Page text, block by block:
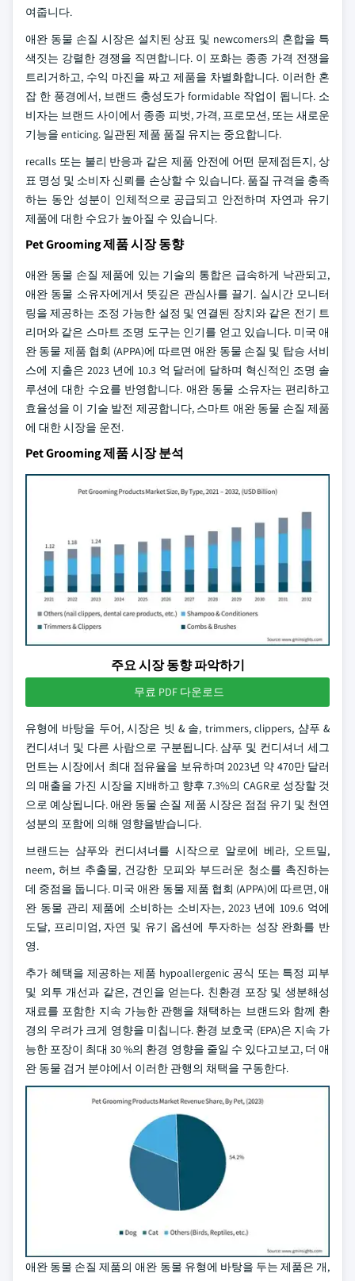
여줍니다.
애완 동물 손질 시장은 설치된 상표 및 newcomers의 혼합을 특
색짓는 강렬한 경쟁을 직면합니다. 이 포화는 종종 가격 전쟁을
트리거하고, 수익 마진을 짜고 제품을 차별화합니다. 이러한 혼
잡 한 풍경에서, 브랜드 충성도가 formidable 작업이 됩니다. 소
비자는 브랜드 사이에서 종종 피벗, 가격, 프로모션, 또는 새로운
기능을 enticing. 일관된 제품 품질 유지는 중요합니다.
recalls 또는 불리 반응과 같은 제품 안전에 어떤 문제점든지, 상
표 명성 및 소비자 신뢰를 손상할 수 있습니다. 품질 규격을 충족
하는 동안 성분이 인체적으로 공급되고 안전하며 자연과 유기
제품에 대한 수요가 높아질 수 있습니다.
Pet Grooming 제품 시장 동향
애완 동물 손질 제품에 있는 기술의 통합은 급속하게 낙관되고,
애완 동물 소유자에게서 뜻깊은 관심사를 끌기. 실시간 모니터
링을 제공하는 조정 가능한 설정 및 연결된 장치와 같은 전기 트
리머와 같은 스마트 조명 도구는 인기를 얻고 있습니다. 미국 애
완 동물 제품 협회 (APPA)에 따르면 애완 동물 손질 및 탑승 서비
스에 지출은 2023 년에 10.3 억 달러에 달하며 혁신적인 조명 솔
루션에 대한 수요를 반영합니다. 애완 동물 소유자는 편리하고
효율성을 이 기술 발전 제공합니다, 스마트 애완 동물 손질 제품
에 대한 시장을 운전.
Pet Grooming 제품 시장 분석
주요 시장 동향 파악하기
무료 PDF 다운로드
유형에 바탕을 두어, 시장은 빗 & 솔, trimmers, clippers, 샴푸 &
컨디셔너 및 다른 사람으로 구분됩니다. 샴푸 및 컨디셔너 세그
먼트는 시장에서 최대 점유율을 보유하며 2023년 약 470만 달러
의 매출을 가진 시장을 지배하고 향후 7.3%의 CAGR로 성장할 것
으로 예상됩니다. 애완 동물 손질 제품 시장은 점점 유기 및 천연
성분의 포함에 의해 영향을받습니다.
브랜드는 샴푸와 컨디셔너를 시작으로 알로에 베라, 오트밀,
neem, 허브 추출물, 건강한 모피와 부드러운 청소를 촉진하는
데 중점을 둡니다. 미국 애완 동물 제품 협회 (APPA)에 따르면, 애
완 동물 관리 제품에 소비하는 소비자는, 2023 년에 109.6 억에
도달, 프리미엄, 자연 및 유기 옵션에 투자하는 성장 완화를 반
영.
추가 혜택을 제공하는 제품 hypoallergenic 공식 또는 특정 피부
및 외투 개선과 같은, 견인을 얻는다. 친환경 포장 및 생분해성
재료를 포함한 지속 가능한 관행을 채택하는 브랜드와 함께 환
경의 우려가 크게 영향을 미칩니다. 환경 보호국 (EPA)은 지속 가
능한 포장이 최대 30 %의 환경 영향을 줄일 수 있다고보고, 더 애
완 동물 검거 분야에서 이러한 관행의 채택을 구동한다.
애완 동물 손질 제품의 애완 동물 유형에 바탕을 두는 제품은 개,